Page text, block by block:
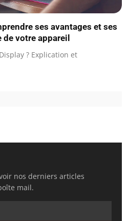
ses avantages et ses
de votre appareil
? Explication et
nos derniers articles
mail.